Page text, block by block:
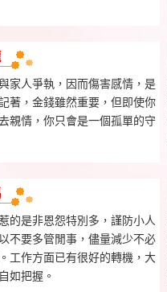
家人爭執，因而傷害感情，是
著，金錢雖然重要，但即使你
親情，你只會是一個孤單的守
的是非恩怨特別多，謹防小人
不要多管閒事，儘量減少不必
工作方面已有很好的轉機，大
如把握。